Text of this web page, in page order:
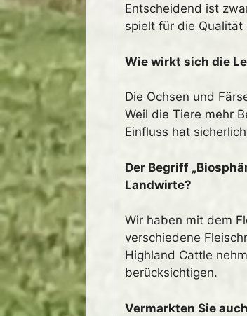
Entscheidend ist
spielt für die Qualität
Wie wirkt sich die
Die Ochsen und
Weil die Tiere mehr
Einfluss hat
Der Begriff
Landwirte?
Wir haben mit dem
verschiedene
Highland Cattle
berücksichtigen.
Vermarkten Sie